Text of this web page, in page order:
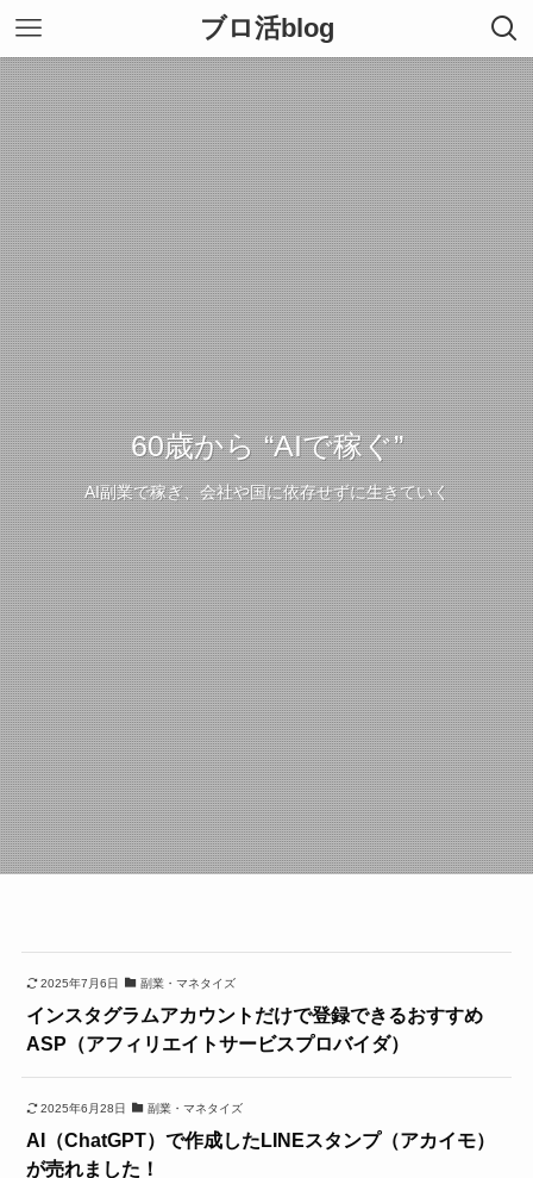
ブロ活blog
60歳から “AIで稼ぐ”
AI副業で稼ぎ、会社や国に依存せずに生きていく
2025年7月6日 副業・マネタイズ
インスタグラムアカウントだけで登録できるおすすめ
ASP（アフィリエイトサービスプロバイダ）
2025年6月28日 副業・マネタイズ
AI（ChatGPT）で作成したLINEスタンプ（アカイモ）
が売れました！